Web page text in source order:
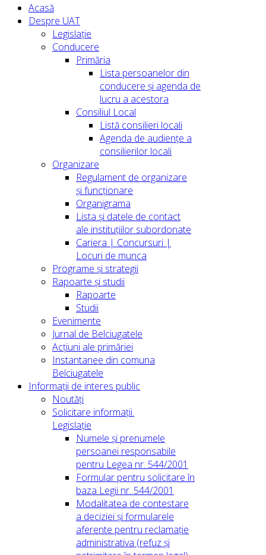
Acasă
Despre UAT
Legislație
Conducere
Primăria
Lista persoanelor din
conducere şi agenda de
lucru a acestora
Consiliul Local
Listă consilieri locali
Agenda de audiențe a
consilierilor locali
Organizare
Regulament de organizare
și funcționare
Organigrama
Lista și datele de contact
ale instituțiilor subordonate
Cariera | Concursuri |
Locuri de munca
Programe și strategii
Rapoarte și studii
Rapoarte
Studii
Evenimente
Jurnal de Belciugatele
Acțiuni ale primăriei
Instantanee din comuna
Belciugatele
Informații de interes public
Noutăți
Solicitare informații.
Legislație
Numele și prenumele
persoanei responsabile
pentru Legea nr. 544/2001
Formular pentru solicitare în
baza Legii nr. 544/2001
Modalitatea de contestare
a deciziei și formularele
aferente pentru reclamație
administrativa (refuz și